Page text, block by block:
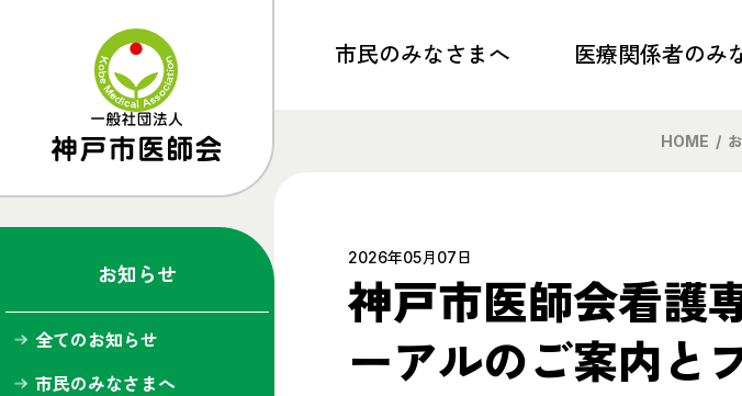
市民のみなさまへ
夜間・休日急病診療所
予防接種
検診・健診
医療関係者のみ
医療・介護連携
学校保健・小児医療
HOME /
2026年05月07日
神戸市医師会看護
ーアルのご案内と
お知らせ
全てのお知らせ
市民のみなさまへ